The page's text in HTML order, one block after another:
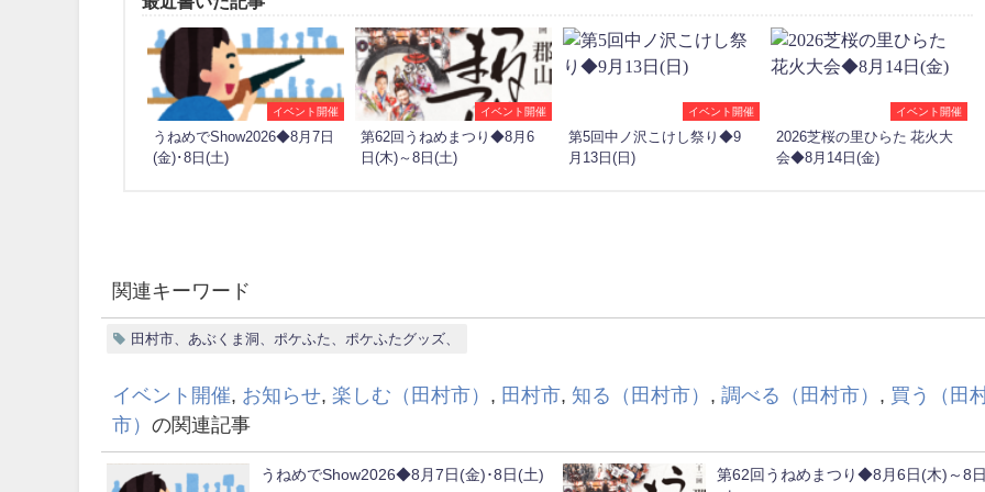
イベント開催
うねめでShow2026◆8月7日
(金)･8日(土)
イベント開催
第62回うねめまつり◆8月6
日(木)～8日(土)
イベント開催
第5回中ノ沢こけし祭り◆9
月13日(日)
イベント開催
2026芝桜の里ひらた 花火大
会◆8月14日(金)
関連キーワード
田村市、あぶくま洞、ポケふた、ポケふたグッズ、
イベント開催, お知らせ, 楽しむ（田村市） , 田村市, 知る（田村市） , 調べる（田村市） , 買う（田
市） の関連記事
うねめでShow2026◆8月7日(金)･8日(土)
第62回うねめまつり◆8月6日(木)～8